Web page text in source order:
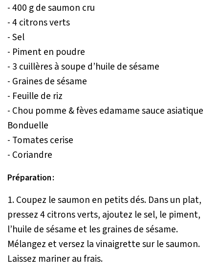
- 400 g de saumon cru
- 4 citrons verts
- Sel
- Piment en poudre
- 3 cuillères à soupe d’huile de sésame
- Graines de sésame
- Feuille de riz
- Chou pomme & fèves edamame sauce asiatique
Bonduelle
- Tomates cerise
- Coriandre
Préparation :
1. Coupez le saumon en petits dés. Dans un plat,
pressez 4 citrons verts, ajoutez le sel, le piment,
l’huile de sésame et les graines de sésame.
Mélangez et versez la vinaigrette sur le saumon.
Laissez mariner au frais.